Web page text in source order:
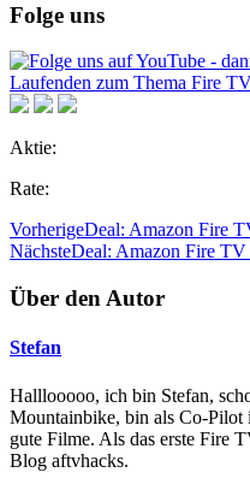
Folge uns
Aktie:
Rate:
VorherigeDeal: Amazon Fire
NächsteDeal: Amazon Fire
Über den Autor
Stefan
Halllooooo, ich bin Stefan,
Mountainbike, bin als Co-Pilot
gute Filme. Als das erste Fire
Blog aftvhacks.